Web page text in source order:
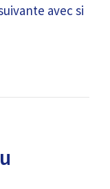
avec si